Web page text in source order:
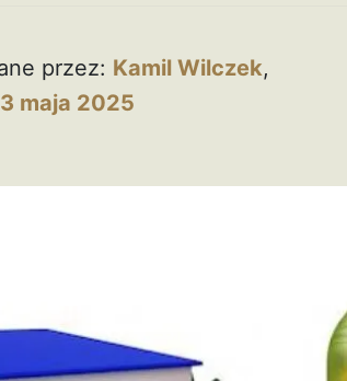
przez: Kamil Wilczek,
maja 2025